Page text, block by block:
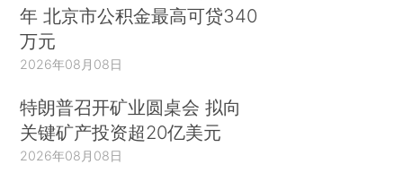
年 北京市公积金最高可贷340
万元
2026年08月08日
特朗普召开矿业圆桌会 拟向
关键矿产投资超20亿美元
2026年08月08日